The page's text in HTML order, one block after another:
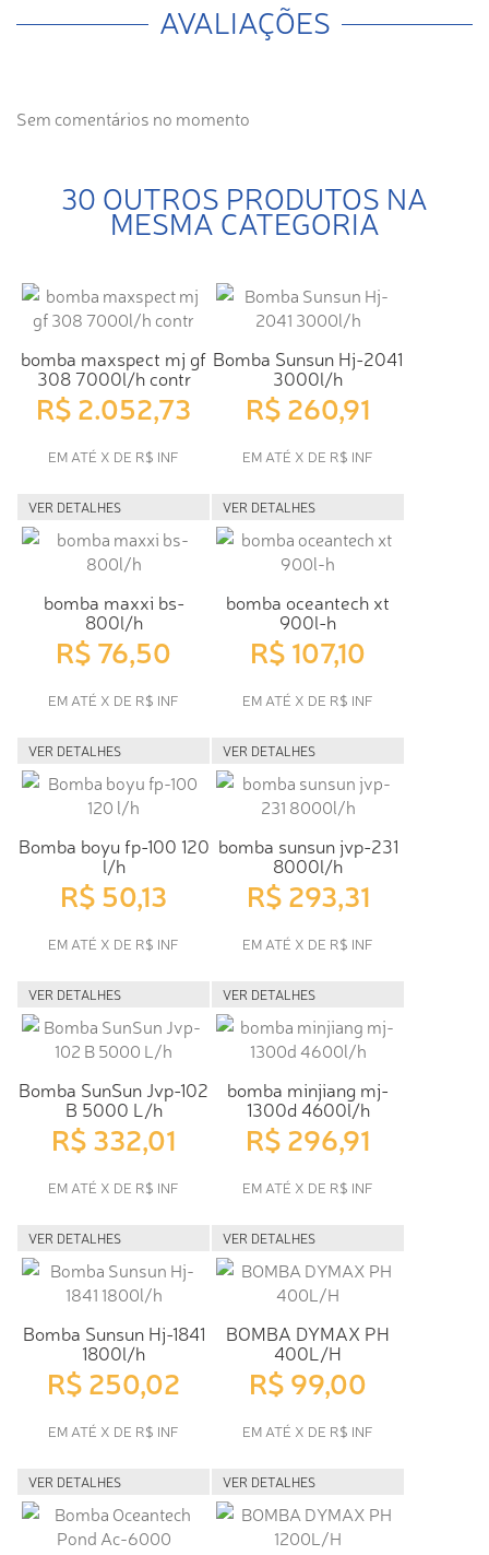
AVALIAÇÕES
Sem comentários no momento
30 OUTROS PRODUTOS NA
MESMA CATEGORIA
bomba maxspect mj gf
308 7000l/h contr
R$ 2.052,73
EM ATÉ X DE R$ INF
VER DETALHES
Bomba Sunsun Hj-2041
3000l/h
R$ 260,91
EM ATÉ X DE R$ INF
VER DETALHES
bomba maxxi bs-
800l/h
R$ 76,50
EM ATÉ X DE R$ INF
VER DETALHES
bomba oceantech xt
900l-h
R$ 107,10
EM ATÉ X DE R$ INF
VER DETALHES
Bomba boyu fp-100 120
l/h
R$ 50,13
EM ATÉ X DE R$ INF
VER DETALHES
bomba sunsun jvp-231
8000l/h
R$ 293,31
EM ATÉ X DE R$ INF
VER DETALHES
Bomba SunSun Jvp-102
B 5000 L/h
R$ 332,01
EM ATÉ X DE R$ INF
VER DETALHES
bomba minjiang mj-
1300d 4600l/h
R$ 296,91
EM ATÉ X DE R$ INF
VER DETALHES
Bomba Sunsun Hj-1841
1800l/h
R$ 250,02
EM ATÉ X DE R$ INF
VER DETALHES
BOMBA DYMAX PH
400L/H
R$ 99,00
EM ATÉ X DE R$ INF
VER DETALHES